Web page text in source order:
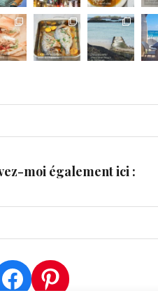
moi également ici :
Facebook
Pinterest